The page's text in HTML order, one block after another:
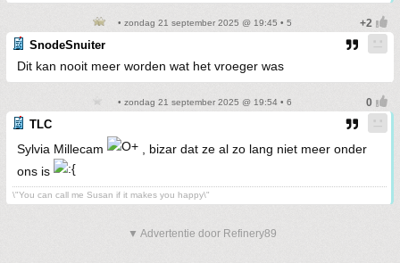
• zondag 21 september 2025 @ 19:45 • 5
SnodeSnuiter
Dit kan nooit meer worden wat het vroeger was
• zondag 21 september 2025 @ 19:54 • 6
TLC
Sylvia Millecam
, bizar dat ze al zo lang niet meer onder
ons is
\"You can call me Susan if it makes you happy\"
▼ Advertentie door Refinery89